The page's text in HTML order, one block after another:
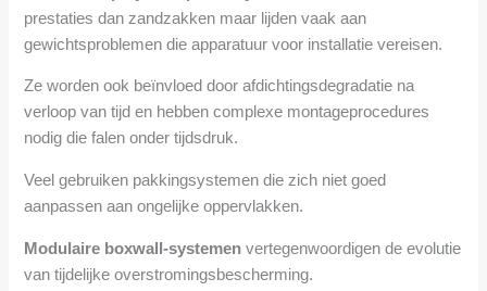
prestaties dan zandzakken maar lijden vaak aan
gewichtsproblemen die apparatuur voor installatie vereisen.
Ze worden ook beïnvloed door afdichtingsdegradatie na
verloop van tijd en hebben complexe montageprocedures
nodig die falen onder tijdsdruk.
Veel gebruiken pakkingsystemen die zich niet goed
aanpassen aan ongelijke oppervlakken.
Modulaire boxwall-systemen vertegenwoordigen de evolutie
van tijdelijke overstromingsbescherming.